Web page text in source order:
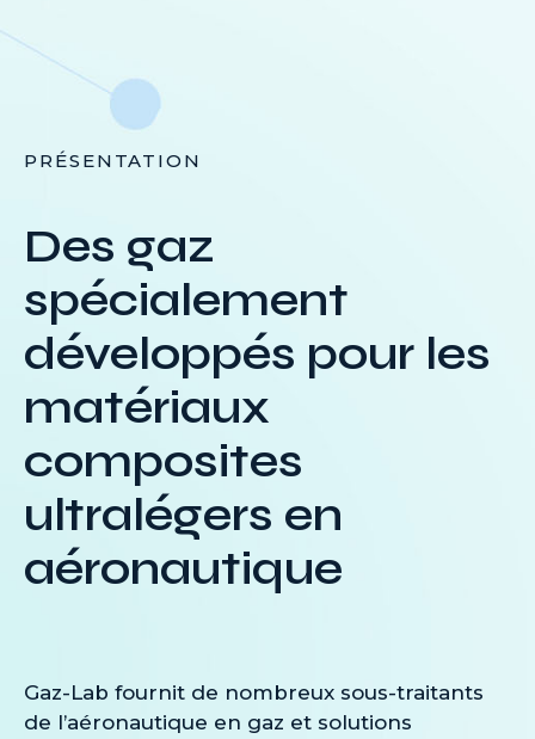
PRÉSENTATION
Des gaz
spécialement
développés pour les
matériaux
composites
ultralégers en
aéronautique
Gaz-Lab fournit de nombreux sous-traitants
de l’aéronautique en gaz et solutions